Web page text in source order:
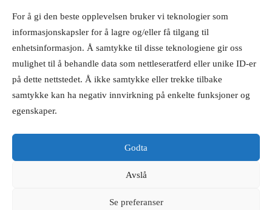
For å gi den beste opplevelsen bruker vi teknologier som
informasjonskapsler for å lagre og/eller få tilgang til
enhetsinformasjon. Å samtykke til disse teknologiene gir oss
mulighet til å behandle data som nettleseratferd eller unike ID-er
på dette nettstedet. Å ikke samtykke eller trekke tilbake
samtykke kan ha negativ innvirkning på enkelte funksjoner og
egenskaper.
Godta
Avslå
Se preferanser
kopervik@veldes.no